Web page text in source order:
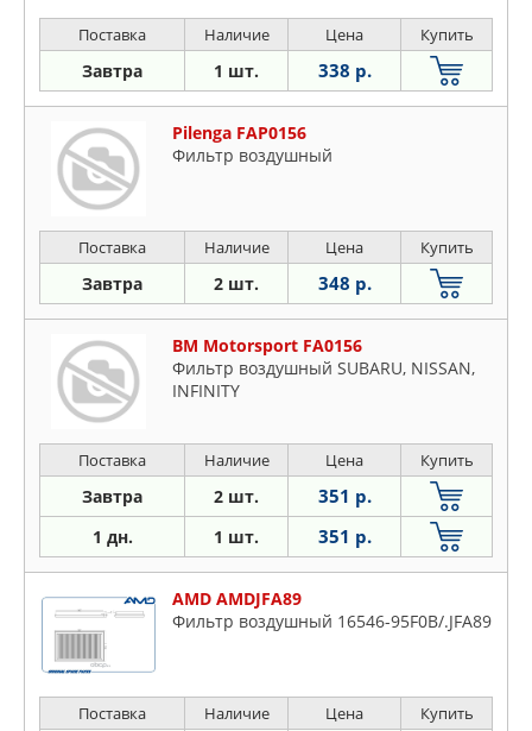
Поставка Наличие Цена Купить
Завтра 1 шт. 338 р.
Pilenga FAP0156
Фильтр воздушный
Поставка Наличие Цена Купить
Завтра 2 шт. 348 р.
BM Motorsport FA0156
Фильтр воздушный SUBARU, NISSAN,
INFINITY
Поставка Наличие Цена Купить
Завтра 2 шт. 351 р.
1 дн. 1 шт. 351 р.
AMD AMDJFA89
Фильтр воздушный 16546-95F0B/.JFA89
Поставка Наличие Цена Купить